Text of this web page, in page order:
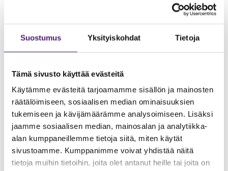
Suostumus Yksityiskohdat Tietoja
Tämä sivusto käyttää evästeitä
Käytämme evästeitä tarjoamamme sisällön ja mainosten
räätälöimiseen, sosiaalisen median ominaisuuksien
tukemiseen ja kävijämäärämme analysoimiseen. Lisäksi
jaamme sosiaalisen median, mainosalan ja analytiikka-
alan kumppaneillemme tietoja siitä, miten käytät
sivustoamme. Kumppanimme voivat yhdistää näitä
tietoja muihin tietoihin, joita olet antanut heille tai joita on
Kampanjan toteutuessa Sappee lähettää asiakkaalle,
asiakkaan ilmoittautumisen yhteydessä antamaan
maksulinkki Sappeen verkkokauppaan, jossa kausikortti
maksetaan. Kausikortti tulee maksaa eräpäivään
peritään kuluttajasuojan mukainen viivästyskorko. Mikäli
asiakas ei suorita maksua toisen maksuhuomautuksen
jälkeen, on Sappeella oikeus laittaa maksu perintään.
Paytraililtä löytyy useampi osamaksun tarjoava
maksutapa:Klarna, Op Tililuotto,OP Lasku,Walleyja
Walley Yrityslasku
Hyväksytyt maksuvälineet